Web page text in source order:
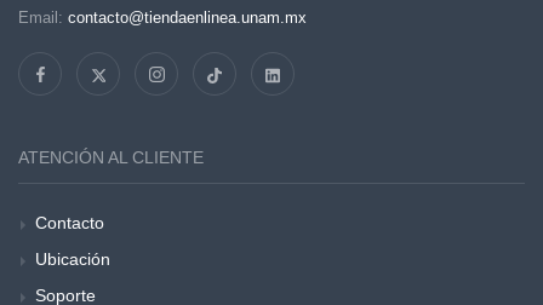
Email: contacto@tiendaenlinea.unam.mx
ATENCIÓN AL CLIENTE
Contacto
Ubicación
Soporte